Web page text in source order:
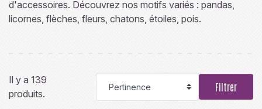
d'accessoires. Découvrez nos motifs variés : pandas,
licornes, flèches, fleurs, chatons, étoiles, pois.
Il y a 139
produits.
Filtrer